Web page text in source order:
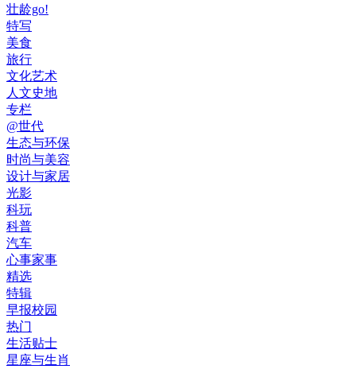
壮龄go!
特写
美食
旅行
文化艺术
人文史地
专栏
@世代
生态与环保
时尚与美容
设计与家居
光影
科玩
科普
汽车
心事家事
精选
特辑
早报校园
热门
生活贴士
星座与生肖